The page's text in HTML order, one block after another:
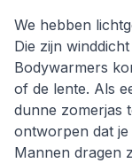
We hebben
Die zijn
Bodywarmers
of de lente. Als
dunne zomerjas
ontworpen dat
Mannen dragen